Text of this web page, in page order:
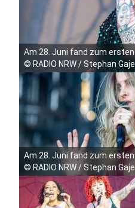
Am 28. Juni fand zum
© RADIO NRW / Stephan
Am 28. Juni fand zum
© RADIO NRW / Stephan